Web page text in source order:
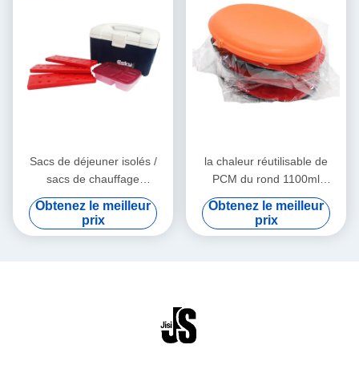
Sacs de déjeuner isolés /
sacs de chauffage
personnalisés durables
réutilisables pour les
activités de plein air
Obtenez le meilleur
prix
la chaleur réutilisable de
PCM du rond 1100ml
emballe la micro-onde pour
des animaux familiers
Obtenez le meilleur
prix